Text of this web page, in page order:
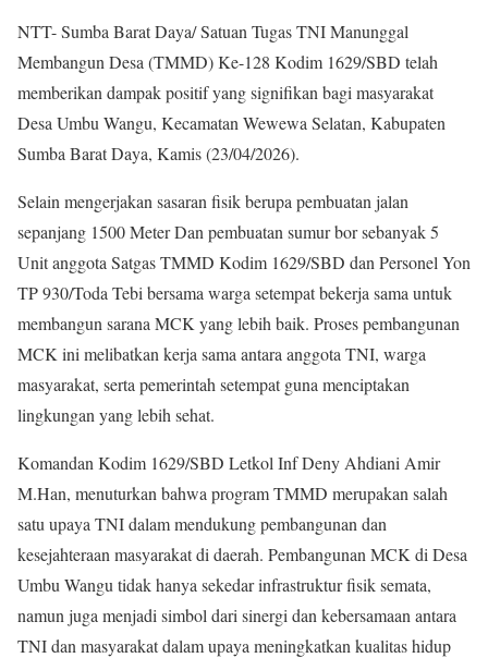
NTT- Sumba Barat Daya/ Satuan Tugas TNI Manunggal
Membangun Desa (TMMD) Ke-128 Kodim 1629/SBD telah
memberikan dampak positif yang signifikan bagi masyarakat
Desa Umbu Wangu, Kecamatan Wewewa Selatan, Kabupaten
Sumba Barat Daya, Kamis (23/04/2026).
Selain mengerjakan sasaran fisik berupa pembuatan jalan
sepanjang 1500 Meter Dan pembuatan sumur bor sebanyak 5
Unit anggota Satgas TMMD Kodim 1629/SBD dan Personel Yon
TP 930/Toda Tebi bersama warga setempat bekerja sama untuk
membangun sarana MCK yang lebih baik. Proses pembangunan
MCK ini melibatkan kerja sama antara anggota TNI, warga
masyarakat, serta pemerintah setempat guna menciptakan
lingkungan yang lebih sehat.
Komandan Kodim 1629/SBD Letkol Inf Deny Ahdiani Amir
M.Han, menuturkan bahwa program TMMD merupakan salah
satu upaya TNI dalam mendukung pembangunan dan
kesejahteraan masyarakat di daerah. Pembangunan MCK di Desa
Umbu Wangu tidak hanya sekedar infrastruktur fisik semata,
namun juga menjadi simbol dari sinergi dan kebersamaan antara
TNI dan masyarakat dalam upaya meningkatkan kualitas hidup